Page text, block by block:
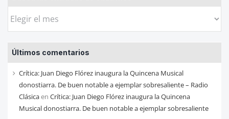
Busca
entradas
de
cada
mes
Últimos comentarios
Crítica: Juan Diego Flórez inaugura la Quincena Musical
donostiarra. De buen notable a ejemplar sobresaliente – Radio
Clásicaen Crítica: Juan Diego Flórez inaugura la Quincena
Musical donostiarra. De buen notable a ejemplar sobresaliente